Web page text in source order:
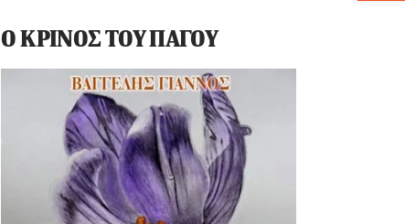
Ο ΚΡΙΝΟΣ ΤΟΥ ΠΑΓΟΥ